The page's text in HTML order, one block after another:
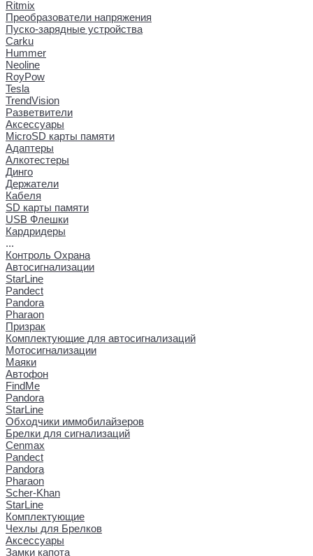
Ritmix
Преобразователи напряжения
Пуско-зарядные устройства
Carku
Hummer
Neoline
RoyPow
Tesla
TrendVision
Разветвители
Аксессуары
MicroSD карты памяти
Адаптеры
Алкотестеры
Динго
Держатели
Кабеля
SD карты памяти
USB Флешки
Кардридеры
...
Контроль Охрана
Автосигнализации
StarLine
Pandect
Pandora
Pharaon
Призрак
Комплектующие для автосигнализаций
Мотосигнализации
Маяки
Автофон
FindMe
Pandora
StarLine
Обходчики иммобилайзеров
Брелки для сигнализаций
Cenmax
Pandect
Pandora
Pharaon
Scher-Khan
StarLine
Комплектующие
Чехлы для Брелков
Аксессуары
Замки капота